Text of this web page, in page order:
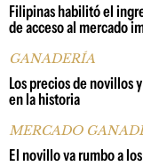
Filipinas habilitó el
de acceso al mercado
GANADERÍA
Los precios de novillos
en la historia
MERCADO
El novillo va rumbo a